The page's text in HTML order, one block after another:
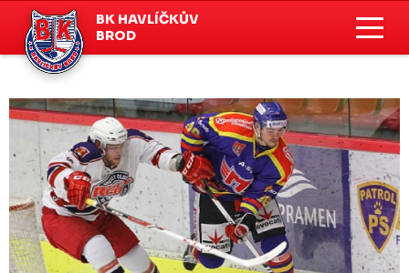
BK HAVLÍČKŮV
BROD